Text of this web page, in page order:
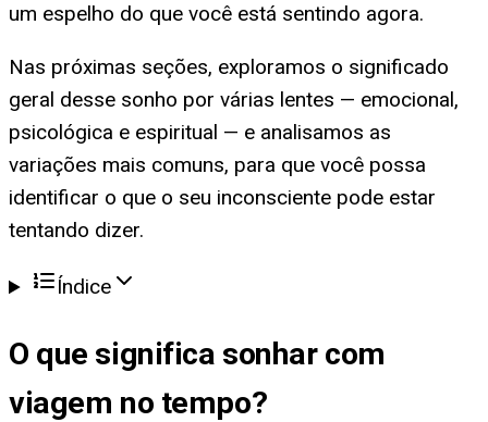
um espelho do que você está sentindo agora.
Nas próximas seções, exploramos o significado
geral desse sonho por várias lentes — emocional,
psicológica e espiritual — e analisamos as
variações mais comuns, para que você possa
identificar o que o seu inconsciente pode estar
tentando dizer.
Índice
O que significa sonhar com
viagem no tempo?